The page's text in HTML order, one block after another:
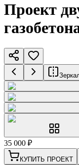
Проект
35 000 ₽
КУПИТЬ ПРОЕКТ